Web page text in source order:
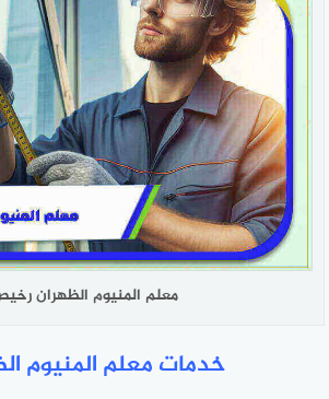
معلم المنيوم الظهران
خدمات معلم المنيوم